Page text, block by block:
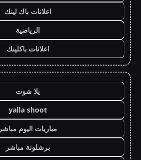
اعلانات باك لينك
الرياضية
اعلانات باكلينك
يلا شوت
yalla shoot
مباريات اليوم مباشر
برشلونة مباشر